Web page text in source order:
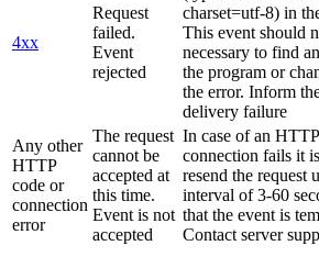
4xx
Request
failed.
Event
rejected
charset=utf-8) in
This event should
necessary to find
the program or
the error. Inform
delivery failure
Any other
HTTP
code or
connection
error
The request
cannot be
accepted at
this time.
Event is not
accepted
In case of an
connection fails it
resend the request
interval of 3-60
that the event is
Contact server